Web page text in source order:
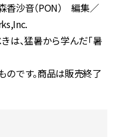
沙音（PON） 編集／
は、猛暑から学んだ「暑
です。商品は販売終了